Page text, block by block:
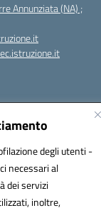
degli utenti -
necessari al
dei servizi
inoltre,
Annunziata (NA) ;
S.r.l.
Italia